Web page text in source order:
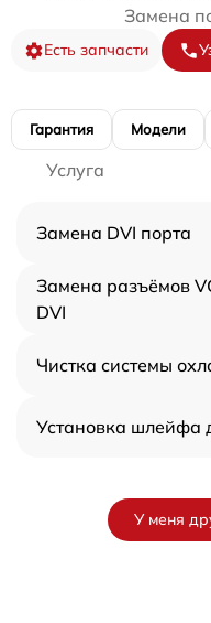
Замена
Есть запчасти
Гарантия Модели
Услуга
Замена DVI порта
Замена разъёмов
DVI
Чистка системы
Установка шлейфа
У меня